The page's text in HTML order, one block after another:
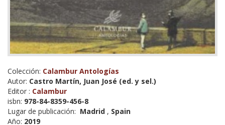
Colección: Calambur Antologías
Autor: Castro Martín, Juan José (ed. y sel.)
Editor : Calambur
isbn: 978-84-8359-456-8
Lugar de publicación: Madrid , Spain
Año: 2019